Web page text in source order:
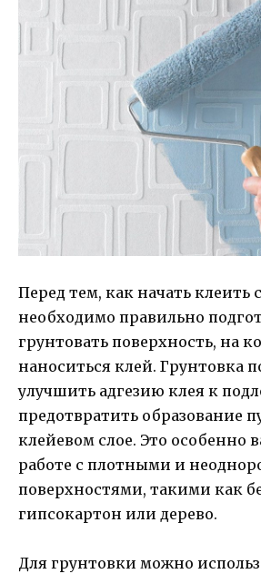
Перед тем, как начать клеить
необходимо правильно
грунтовать поверхность, на
наноситься клей. Грунтовка
улучшить адгезию клея к
предотвратить образование
клейевом слое. Это особенно
работе с плотными и
поверхностями, такими как
гипсокартон или дерево.
Для грунтовки можно